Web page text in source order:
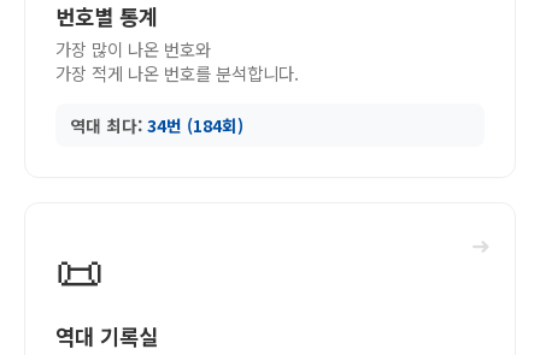
번호별 통계
가장 많이 나온 번호와
가장 적게 나온 번호를 분석합니다.
역대 최다: 34번 (184회)
➜
📜
역대 기록실